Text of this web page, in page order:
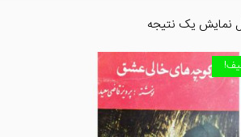
نمایش یک نتیجه